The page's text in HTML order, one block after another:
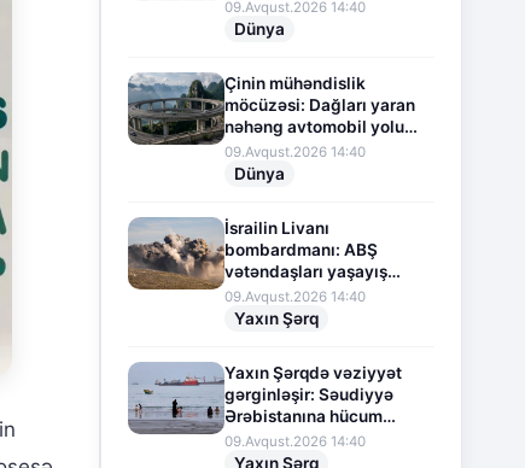
09.Avqust.2026 14:40
Dünya
Çinin mühəndislik
möcüzəsi: Dağları yaran
nəhəng avtomobil yolu
layihəsi
09.Avqust.2026 14:40
Dünya
İsrailin Livanı
bombardmanı: ABŞ
vətəndaşları yaşayış
yerlərini itirməkdən
narahatdır
09.Avqust.2026 14:40
Yaxın Şərq
Yaxın Şərqdə vəziyyət
gərginləşir: Səudiyyə
Ərəbistanına hücum
təhdidi
09.Avqust.2026 14:40
Yaxın Şərq